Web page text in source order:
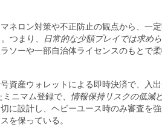
ネロン対策や不正防止の観点から、一
つまり、
日常的な少額プレイでは求め
ソーや一部自治体ライセンスのもとで
資産ウォレットによる即時決済で、入
ニマム登録で、 情報保持リスクの低減
に設計し、ヘビーユース時のみ審査を
を保っている。